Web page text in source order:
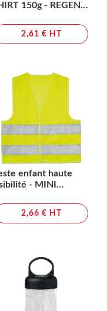
150g - REGENT
2,61 € HT
enfant haute
- MINI
2,66 € HT